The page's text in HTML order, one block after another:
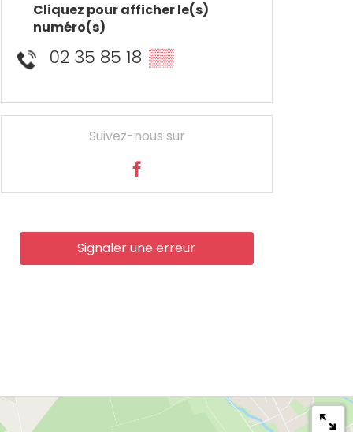
Cliquez pour afficher le(s)
numéro(s)
02 35 85 18 ▒▒
Suivez-nous sur
Signaler une erreur